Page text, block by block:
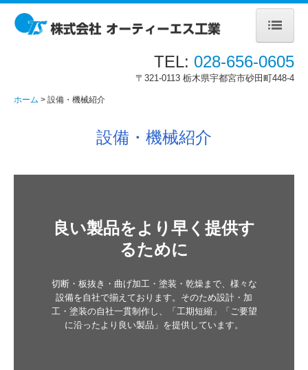
TEL: 028-656-0605
〒321-0113 栃木県宇都宮市砂田町448-4
ホーム 設備・機械紹介
設備・機械紹介
良い製品をより早く提供す
るために
切断・板抜き・曲げ加工・塗装・乾燥まで、様々な
設備を自社で揃えております。そのため設計・加
工・塗装の自社一貫制作し、「工期短縮」「ご要望
に沿ったより良い製品」を提供しています。